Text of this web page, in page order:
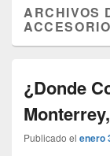
ARCHIVOS
¿Donde
Publicado el enero